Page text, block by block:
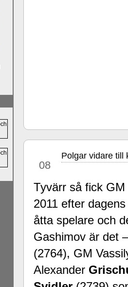
08
Polgar vidare
Tyvärr så fick
2011 efter
åtta spelare och
Gashimov är det
(2764), GM
Alexander